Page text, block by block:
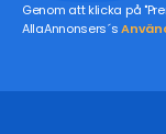
Genom att klicka på
AllaAnnonsers´s